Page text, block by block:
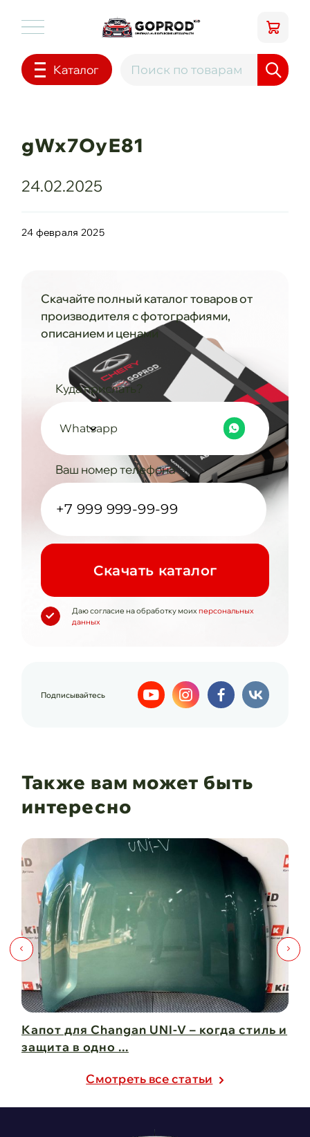
Каталог
gWx7OyE81
24.02.2025
24 февраля 2025
Скачайте полный каталог товаров от
производителя с фотографиями,
описанием и ценами
Куда прислать?
Whatsapp
Ваш номер телефона
Cкачать каталог
Даю согласие на обработку моих персональных
данных
Подписывайтесь
Также вам может быть
интересно
Капот для Changan UNI-V – когда стиль и
защита в одно ...
Cмотреть все статьи